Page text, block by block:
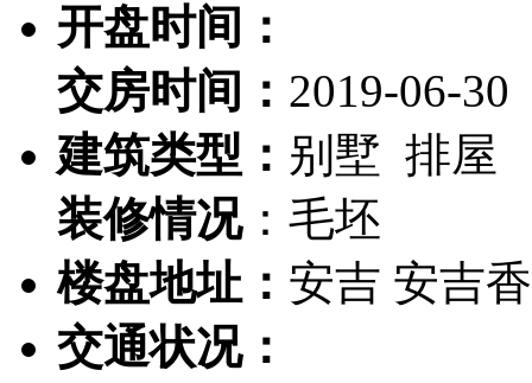
开盘时间：
交房时间： 2019-06-30
建筑类型： 别墅 排屋
装修情况：毛坯
楼盘地址： 安吉 安吉
交通状况：